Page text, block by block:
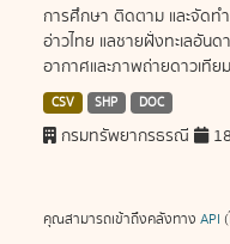
การศึกษา ติดตาม และจัดทำ
อ่าวไทย แลชายฝั่งทะเลอัน
อากาศและภาพถ่ายดาวเทีย
CSV SHP DOC
กรมทรัพยากรธรณี
คุณสามารถเข้าถึงคลังทาง API